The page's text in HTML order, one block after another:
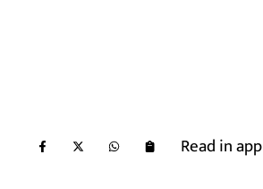
Read in app